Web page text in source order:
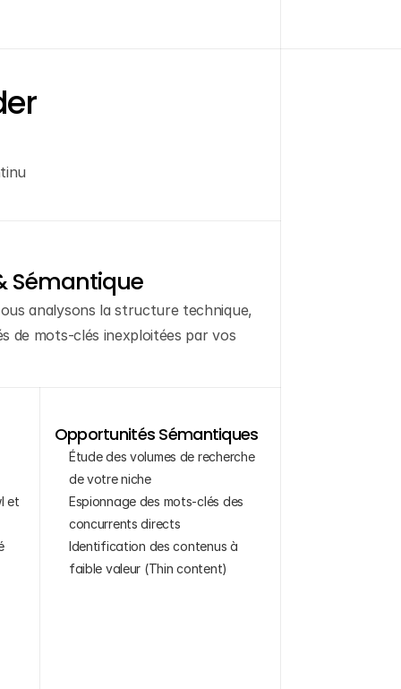
Sémantique
analysons la structure technique,
de mots-clés inexploitées par vos
et
Opportunités Sémantiques
Étude des volumes de recherche
de votre niche
Espionnage des mots-clés des
concurrents directs
Identification des contenus à
faible valeur (Thin content)